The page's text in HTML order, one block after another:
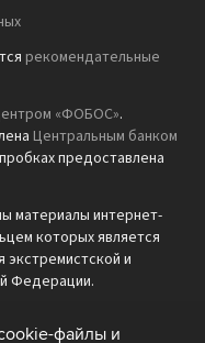
рекомендательные
«ФОБОС».
Центральным банком
предоставлена
материалы интернет-
которых является
экстремистской и
Федерации.
файлы и